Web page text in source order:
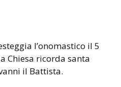
l’onomastico il 5
Chiesa ricorda santa
il Battista.